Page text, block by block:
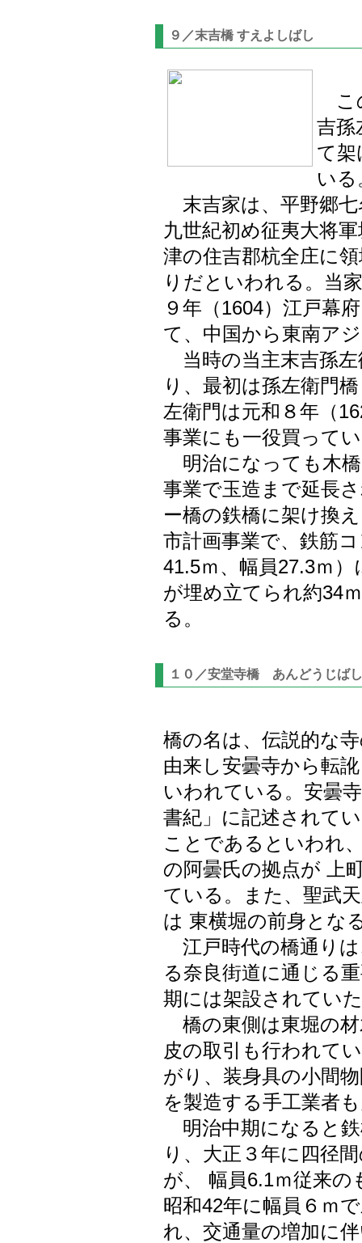
９／末吉橋 すえよしばし
こ
吉孫
て
いる
末吉家は、平野郷
九世紀初め征夷大将
津の住吉郡杭全庄に
りだといわれる。当
９年（1604）江戸幕
て、中国から東南ア
当時の当主末吉孫
り、最初は孫左衛門
左衛門は元和８年（
事業にも一役買って
明治になっても木
事業で玉造まで延長
ー橋の鉄橋に架け換
市計画事業で、鉄筋
41.5ｍ、幅員27.3ｍ
が埋め立てられ約34
る。
１０／安堂寺橋 あんどうじばし
橋の名は、伝説的な
由来し安曇寺から転
いわれている。安曇
書紀」に記述されて
ことであるといわれ
の阿曇氏の拠点が 上
ている。また、聖武
は 東横堀の前身とな
江戸時代の橋通り
る奈良街道に通じる
期には架設されてい
橋の東側は東堀の
皮の取引も行われて
がり、装身具の小間
を製造する手工業者
明治中期になると
り、大正３年に四径
が、 幅員6.1ｍ従来
昭和42年に幅員６ｍ
れ、交通量の増加に